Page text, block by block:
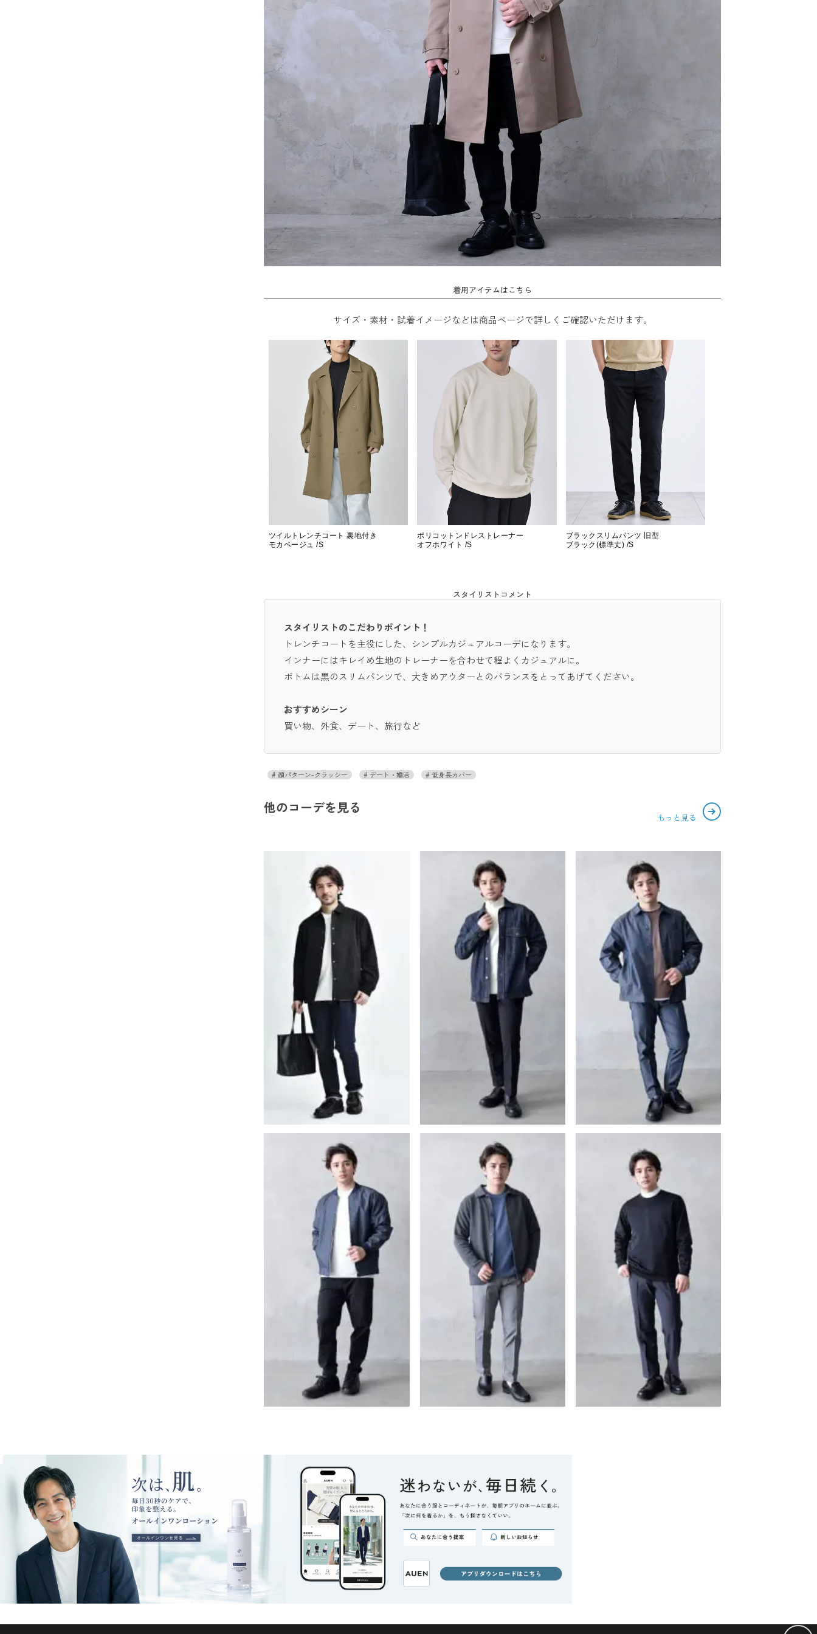
着用アイテムはこちら
サイズ・素材・試着イメージなどは商品ページで詳しくご確認いただけます。
ツイルトレンチコート 裏地付き
モカベージュ /S
ポリコットンドレストレーナー
オフホワイト /S
ブラックスリムパンツ 旧型
ブラック(標準丈) /S
スタイリストコメント
スタイリストのこだわりポイント！
トレンチコートを主役にした、シンプルカジュアルコーデになります。
インナーにはキレイめ生地のトレーナーを合わせて程よくカジュアルに。
ボトムは黒のスリムパンツで、大きめアウターとのバランスをとってあげてください。
おすすめシーン
買い物、外食、デート、旅行など
顔パターン-クラッシー デート・婚活 低身長カバー
他のコーデを見る
もっと見る